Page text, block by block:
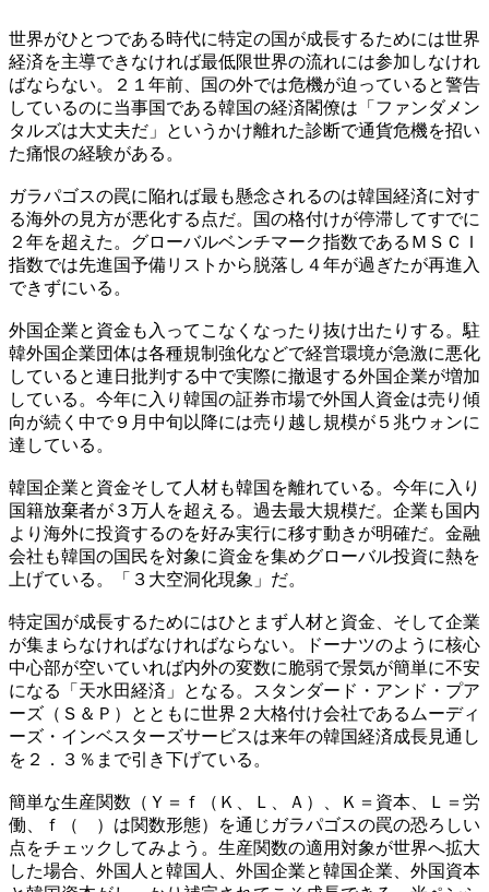
世界がひとつである時代に特定の国が成長するためには世界
経済を主導できなければ最低限世界の流れには参加しなけれ
ばならない。２１年前、国の外では危機が迫っていると警告
しているのに当事国である韓国の経済閣僚は「ファンダメン
タルズは大丈夫だ」というかけ離れた診断で通貨危機を招い
た痛恨の経験がある。
ガラパゴスの罠に陥れば最も懸念されるのは韓国経済に対す
る海外の見方が悪化する点だ。国の格付けが停滞してすでに
２年を超えた。グローバルベンチマーク指数であるＭＳＣＩ
指数では先進国予備リストから脱落し４年が過ぎたが再進入
できずにいる。
外国企業と資金も入ってこなくなったり抜け出たりする。駐
韓外国企業団体は各種規制強化などで経営環境が急激に悪化
していると連日批判する中で実際に撤退する外国企業が増加
している。今年に入り韓国の証券市場で外国人資金は売り傾
向が続く中で９月中旬以降には売り越し規模が５兆ウォンに
達している。
韓国企業と資金そして人材も韓国を離れている。今年に入り
国籍放棄者が３万人を超える。過去最大規模だ。企業も国内
より海外に投資するのを好み実行に移す動きが明確だ。金融
会社も韓国の国民を対象に資金を集めグローバル投資に熱を
上げている。「３大空洞化現象」だ。
特定国が成長するためにはひとまず人材と資金、そして企業
が集まらなければなければならない。ドーナツのように核心
中心部が空いていれば内外の変数に脆弱で景気が簡単に不安
になる「天水田経済」となる。スタンダード・アンド・プア
ーズ（Ｓ＆Ｐ）とともに世界２大格付け会社であるムーディ
ーズ・インベスターズサービスは来年の韓国経済成長見通し
を２．３％まで引き下げている。
簡単な生産関数（Ｙ＝ｆ（Ｋ、Ｌ、Ａ）、Ｋ＝資本、Ｌ＝労
働、ｆ（ ）は関数形態）を通じガラパゴスの罠の恐ろしい
点をチェックしてみよう。生産関数の適用対象が世界へ拡大
した場合、外国人と韓国人、外国企業と韓国企業、外国資本